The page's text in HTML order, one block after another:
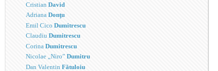
CristianDavid
AdrianaDonţu
Emil CicoDumitrescu
ClaudiuDumitrescu
CorinaDumitrescu
Nicolae „Niro”Dumitru
Dan ValentinFătuloiu